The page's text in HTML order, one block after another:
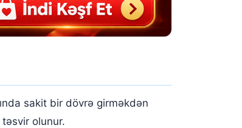
sakit bir dövrə girməkdən
olunur.